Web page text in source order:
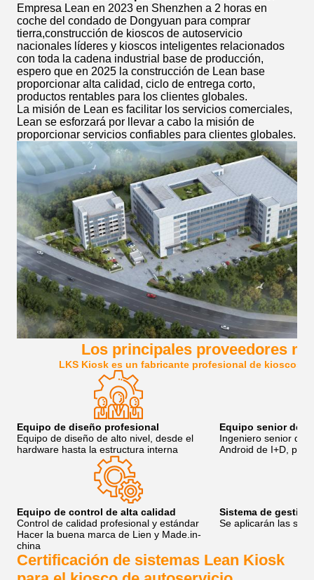
Empresa Lean en 2023 en Shenzhen a 2 horas en
coche del condado de Dongyuan para comprar
tierra,construcción de kioscos de autoservicio
nacionales líderes y kioscos inteligentes relacionados
con toda la cadena industrial base de producción,
espero que en 2025 la construcción de Lean base
proporcionar alta calidad, ciclo de entrega corto,
productos rentables para los clientes globales.
La misión de Lean es facilitar los servicios comerciales,
Lean se esforzará por llevar a cabo la misión de
proporcionar servicios confiables para clientes globales.
Los principales proveedores
LKS Kiosk es un fabricante profesional de kioscos
Equipo de diseño profesional
Equipo de diseño de alto nivel, desde el
hardware hasta la estructura interna
Equipo senior de
Ingeniero senior de
Android de I+D,
Equipo de control de alta calidad
Control de calidad profesional y estándar
Hacer la buena marca de Lien y Made.in-
china
Sistema de
Se aplicarán las
Certificación de sistemas Lean Kiosk